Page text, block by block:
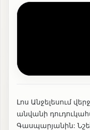
Լոս Անջելեսում
անվանի
Գասպարյանին: